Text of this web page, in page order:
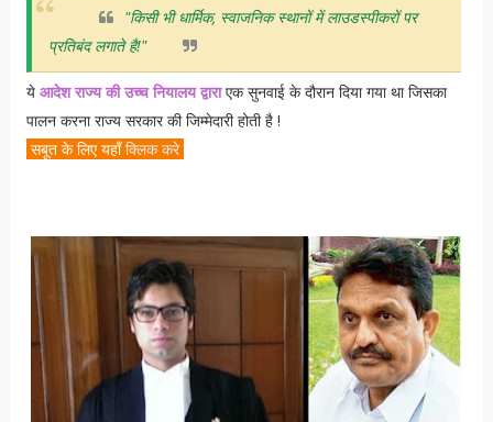
"किसी भी धार्मिक, स्वाजनिक स्थानों में लाउडस्पीकरों पर
प्रतिबंद लगाते है!"
ये आदेश राज्य की उच्च नियालय द्वाराएक सुनवाई के दौरान दिया गया था जिसका
पालन करना राज्य सरकार की जिम्मेदारी होती है !
सबूत के लिए यहाँक्लिक करे